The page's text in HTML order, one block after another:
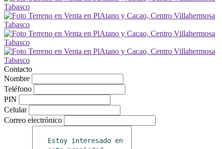
Contacto
Nombre
Teléfono
PIN
Celular
Correo electrónico